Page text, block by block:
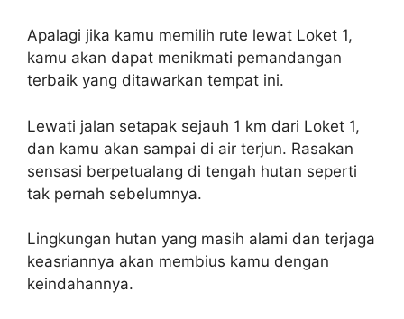
Apalagi jika kamu memilih rute lewat Loket 1,
kamu akan dapat menikmati pemandangan
terbaik yang ditawarkan tempat ini.
Lewati jalan setapak sejauh 1 km dari Loket 1,
dan kamu akan sampai di air terjun. Rasakan
sensasi berpetualang di tengah hutan seperti
tak pernah sebelumnya.
Lingkungan hutan yang masih alami dan terjaga
keasriannya akan membius kamu dengan
keindahannya.